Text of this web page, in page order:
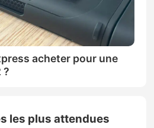
acheter pour une
?
les plus attendues